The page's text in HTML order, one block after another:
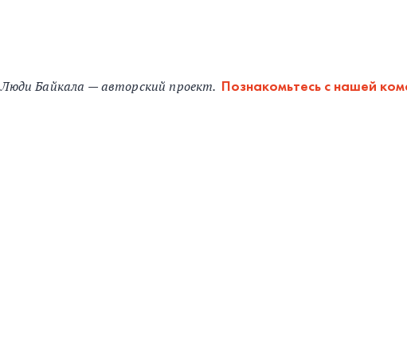
Люди Байкала — авторский проект. Познакомьтесь с нашей